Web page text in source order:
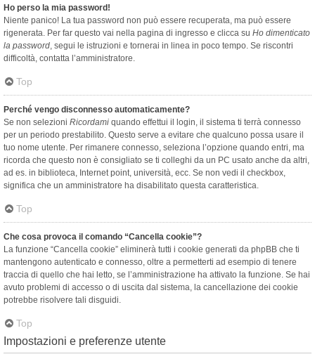
Ho perso la mia password!
Niente panico! La tua password non può essere recuperata, ma può essere
rigenerata. Per far questo vai nella pagina di ingresso e clicca su Ho dimenticato
la password, segui le istruzioni e tornerai in linea in poco tempo. Se riscontri
difficoltà, contatta l’amministratore.
Top
Perché vengo disconnesso automaticamente?
Se non selezioni Ricordami quando effettui il login, il sistema ti terrà connesso
per un periodo prestabilito. Questo serve a evitare che qualcuno possa usare il
tuo nome utente. Per rimanere connesso, seleziona l’opzione quando entri, ma
ricorda che questo non è consigliato se ti colleghi da un PC usato anche da altri,
ad es. in biblioteca, Internet point, università, ecc. Se non vedi il checkbox,
significa che un amministratore ha disabilitato questa caratteristica.
Top
Che cosa provoca il comando “Cancella cookie”?
La funzione “Cancella cookie” eliminerà tutti i cookie generati da phpBB che ti
mantengono autenticato e connesso, oltre a permetterti ad esempio di tenere
traccia di quello che hai letto, se l’amministrazione ha attivato la funzione. Se hai
avuto problemi di accesso o di uscita dal sistema, la cancellazione dei cookie
potrebbe risolvere tali disguidi.
Top
Impostazioni e preferenze utente